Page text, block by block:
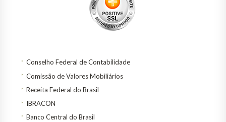
Conselho Federal de Contabilidade
Comissão de Valores Mobiliários
Receita Federal do Brasil
IBRACON
Banco Central do Brasil